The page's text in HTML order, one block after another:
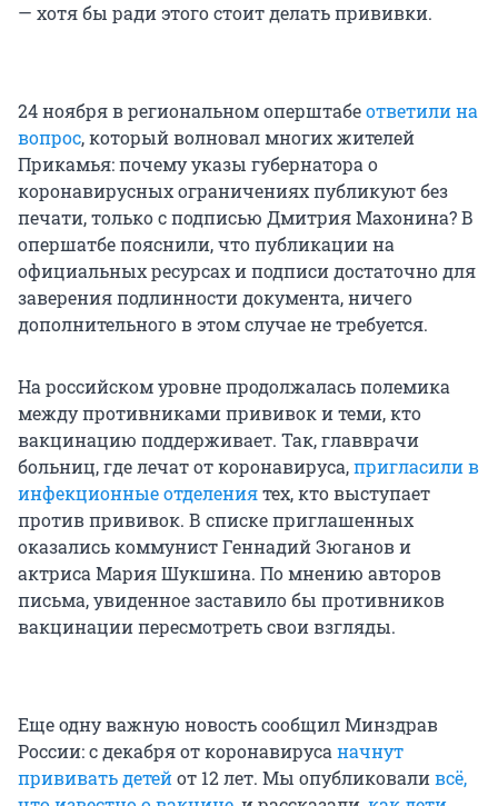
— хотя бы ради этого стоит делать прививки.
24 ноября в региональном оперштабеответили на
вопрос, который волновал многих жителей
Прикамья: почему указы губернатора о
коронавирусных ограничениях публикуют без
печати, только с подписью Дмитрия Махонина? В
опершатбе пояснили, что публикации на
официальных ресурсах и подписи достаточно для
заверения подлинности документа, ничего
дополнительного в этом случае не требуется.
На российском уровне продолжалась полемика
между противниками прививок и теми, кто
вакцинацию поддерживает. Так, главврачи
больниц, где лечат от коронавируса,пригласили в
инфекционные отделениятех, кто выступает
против прививок. В списке приглашенных
оказались коммунист Геннадий Зюганов и
актриса Мария Шукшина. По мнению авторов
письма, увиденное заставило бы противников
вакцинации пересмотреть свои взгляды.
Еще одну важную новость сообщил Минздрав
России: с декабря от коронавирусаначнут
прививать детейот 12 лет. Мы опубликоваливсё,